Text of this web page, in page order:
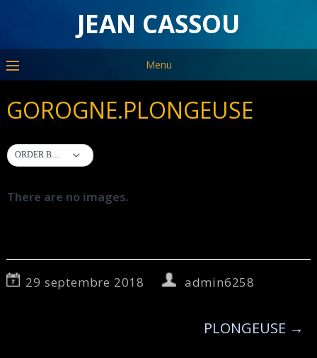
JEAN CASSOU
Menu
GOROGNE.PLONGEUSE
ORDER BY DEFAULT
There are no images.
29 septembre 2018 admin6258
PLONGEUSE →